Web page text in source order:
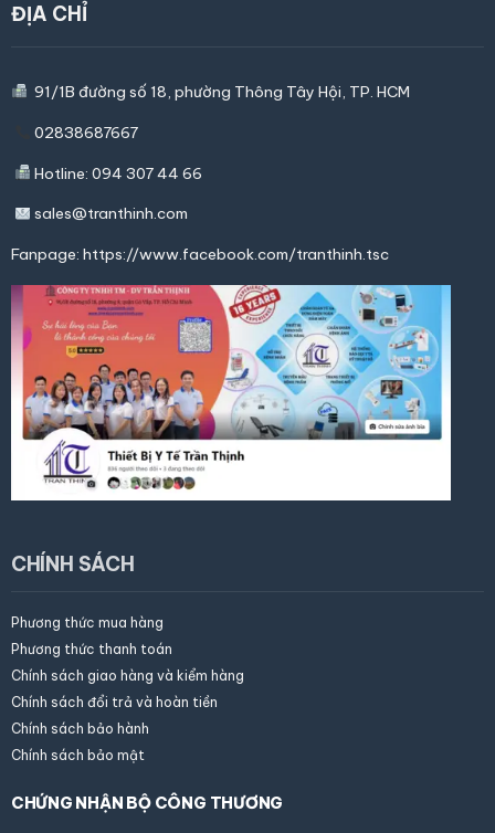
ĐỊA CHỈ
91/1B đường số 18, phường Thông Tây Hội, TP. HCM
02838687667
Hotline: 094 307 44 66
sales@tranthinh.com
Fanpage: https://www.facebook.com/tranthinh.tsc
CHÍNH SÁCH
Phương thức mua hàng
Phương thức thanh toán
Chính sách giao hàng và kiểm hàng
Chính sách đổi trả và hoàn tiền
Chính sách bảo hành
Chính sách bảo mật
CHỨNG NHẬN BỘ CÔNG THƯƠNG
AI
Trần Thịnh
Assistant
Trực tuyến
Họ tên của bạn